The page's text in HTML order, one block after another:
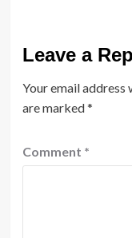
Leave a
Your email address
are marked*
Comment *